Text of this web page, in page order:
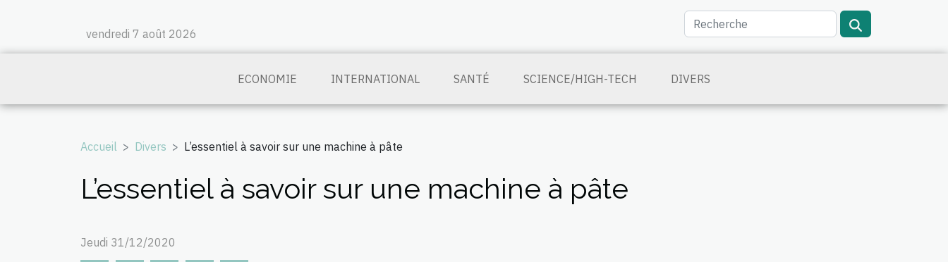
vendredi 7 août 2026
ECONOMIE INTERNATIONAL SANTÉ SCIENCE/HIGH-TECH DIVERS
Accueil Divers L’essentiel à savoir sur une machine à pâte
L’essentiel à savoir sur une machine à pâte
Jeudi 31/12/2020